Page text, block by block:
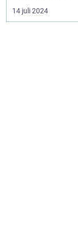
14 juli 2024